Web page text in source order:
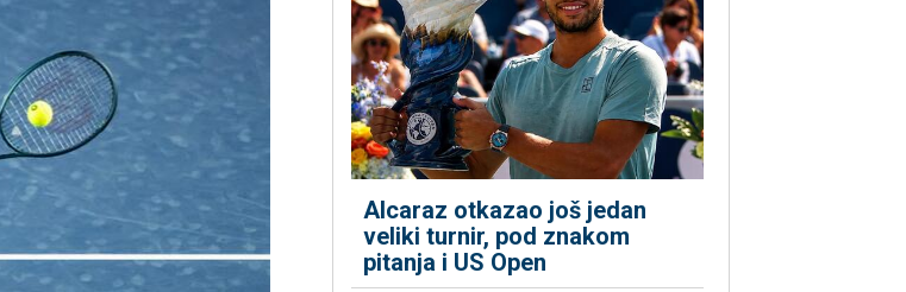
Alcaraz otkazao još jedan
veliki turnir, pod znakom
pitanja i US Open